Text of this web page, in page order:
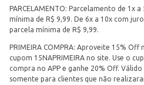
PARCELAMENTO: Parcelamento de 1x
mínima de R$ 9,99. De 6x a 10x com
parcela mínima de R$ 9,99.
PRIMEIRA COMPRA: Aproveite 15%
cupom 15NAPRIMEIRA no site. Use o
compra no APP e ganhe 20% Off.
somente para clientes que não